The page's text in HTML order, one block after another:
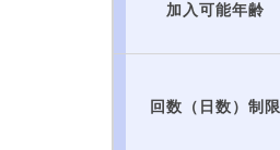
加入可能年齢
回数（日数）制限